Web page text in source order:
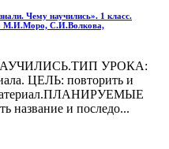
Чему научились». 1 класс.
М.И.Моро, С.И.Волкова,
УРОКА:
ЦЕЛЬ: повторить и
материал.ПЛАНИРУЕМЫЕ
название и последо...